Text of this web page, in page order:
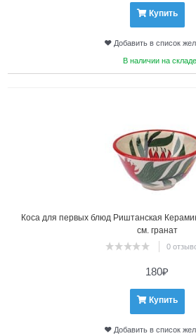
Купить
Добавить в список
В наличии на складе
Коса для первых блюд Риштанская
см. гранат
0
180₽
Купить
Добавить в список